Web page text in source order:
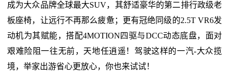
成为大众品牌全球最大SUV，其舒适豪华的第二排行政级老
板座椅，让远行不再那么疲惫；更有冠绝同级的2.5T VR6发
动机为其赋能，搭配4MOTION四驱与DCC动态底盘，面对
艰难险阻一往无前，天地任逍遥！驾驶这样的一汽-大众揽
境，举家出游省心更放心，你也来试试！